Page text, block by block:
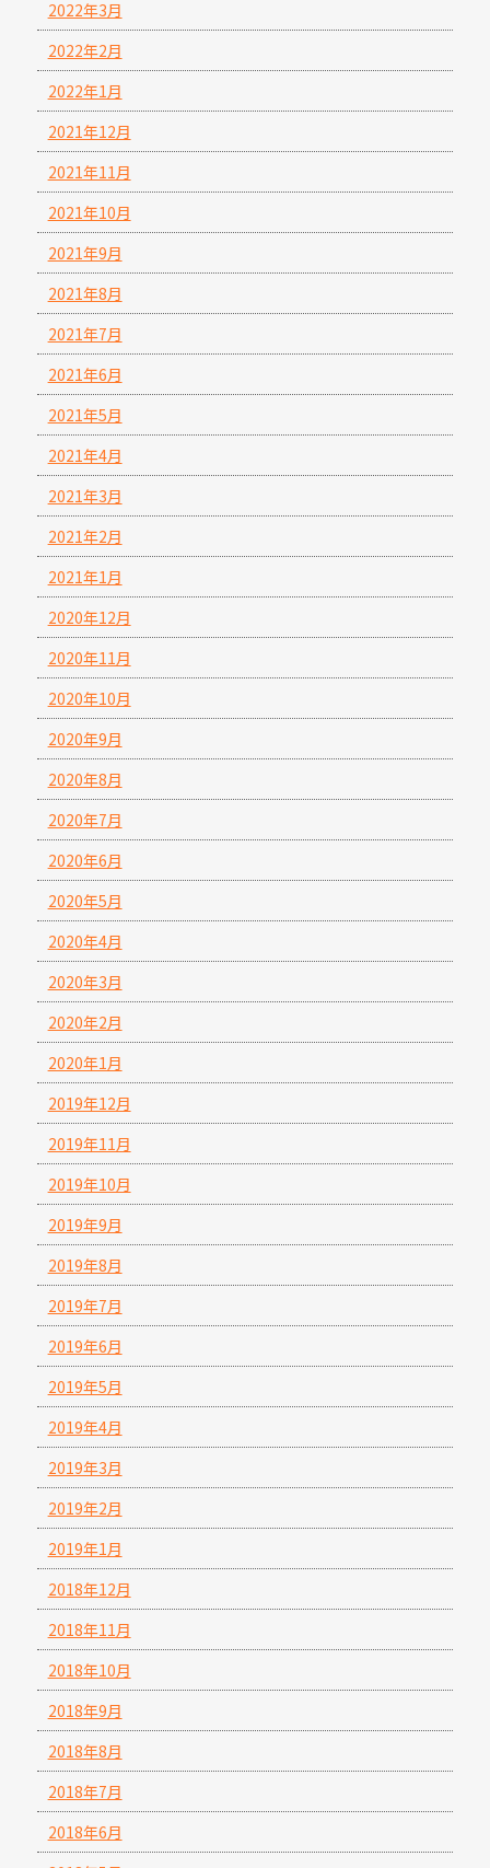
2022年3月
2022年2月
2022年1月
2021年12月
2021年11月
2021年10月
2021年9月
2021年8月
2021年7月
2021年6月
2021年5月
2021年4月
2021年3月
2021年2月
2021年1月
2020年12月
2020年11月
2020年10月
2020年9月
2020年8月
2020年7月
2020年6月
2020年5月
2020年4月
2020年3月
2020年2月
2020年1月
2019年12月
2019年11月
2019年10月
2019年9月
2019年8月
2019年7月
2019年6月
2019年5月
2019年4月
2019年3月
2019年2月
2019年1月
2018年12月
2018年11月
2018年10月
2018年9月
2018年8月
2018年7月
2018年6月